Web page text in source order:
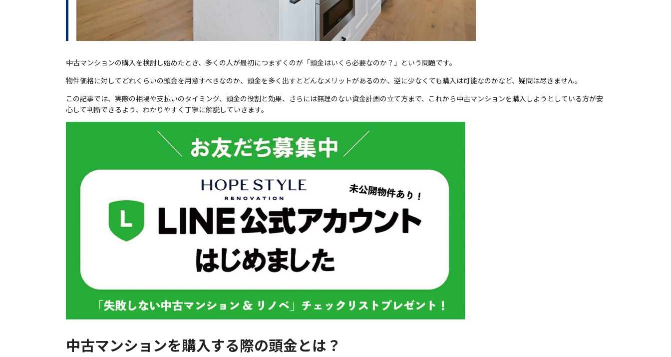
中古マンションの購入を検討し始めたとき、多くの人が最初につまずくのが「頭金はいくら必要なのか？」という問題です。
物件価格に対してどれくらいの頭金を用意すべきなのか、頭金を多く出すとどんなメリットがあるのか、逆に少なくても購入は可能なのかなど、疑問は尽きません。
この記事では、実際の相場や支払いのタイミング、頭金の役割と効果、さらには無理のない資金計画の立て方まで、これから中古マンションを購入しようとしている方が安
心して判断できるよう、わかりやすく丁寧に解説していきます。
中古マンションを購入する際の頭金とは？